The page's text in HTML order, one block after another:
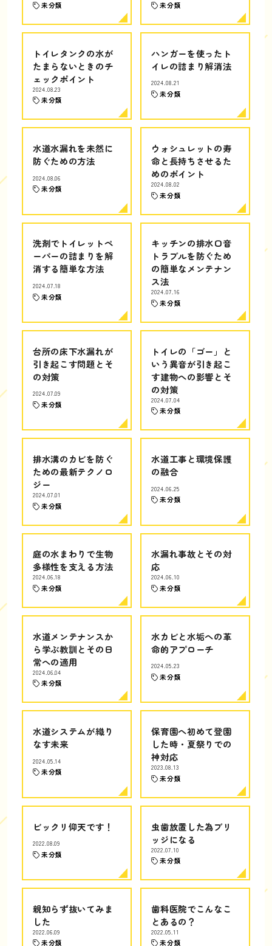
未分類 未分類
トイレタンクの水が
たまらないときのチ
ェックポイント
2024.08.23
未分類
ハンガーを使ったト
イレの詰まり解消法
2024.08.21
未分類
水道水漏れを未然に
防ぐための方法
2024.08.06
未分類
ウォシュレットの寿
命と長持ちさせるた
めのポイント
2024.08.02
未分類
洗剤でトイレットペ
ーパーの詰まりを解
消する簡単な方法
2024.07.18
未分類
キッチンの排水口音
トラブルを防ぐため
の簡単なメンテナン
ス法
2024.07.16
未分類
台所の床下水漏れが
引き起こす問題とそ
の対策
2024.07.09
未分類
トイレの「ゴー」と
いう異音が引き起こ
す建物への影響とそ
の対策
2024.07.04
未分類
排水溝のカビを防ぐ
ための最新テクノロ
ジー
2024.07.01
未分類
水道工事と環境保護
の融合
2024.06.25
未分類
庭の水まわりで生物
多様性を支える方法
2024.06.18
未分類
水漏れ事故とその対
応
2024.06.10
未分類
水道メンテナンスか
ら学ぶ教訓とその日
常への適用
2024.06.04
未分類
水カビと水垢への革
命的アプローチ
2024.05.23
未分類
水道システムが織り
なす未来
2024.05.14
未分類
保育園へ初めて登園
した時・夏祭りでの
神対応
2023.08.13
未分類
ビックリ仰天です！
2022.08.09
未分類
虫歯放置した為ブリ
ッジになる
2022.07.10
未分類
親知らず抜いてみま
した
2022.06.09
未分類
歯科医院でこんなこ
とあるの？
2022.05.11
未分類